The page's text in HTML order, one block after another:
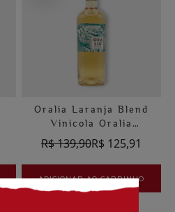
Oralia Laranja Blend
Vinícola Oralia
Orgânico
R$ 139,90R$ 125,91
ADICIONAR AO CARRINHO